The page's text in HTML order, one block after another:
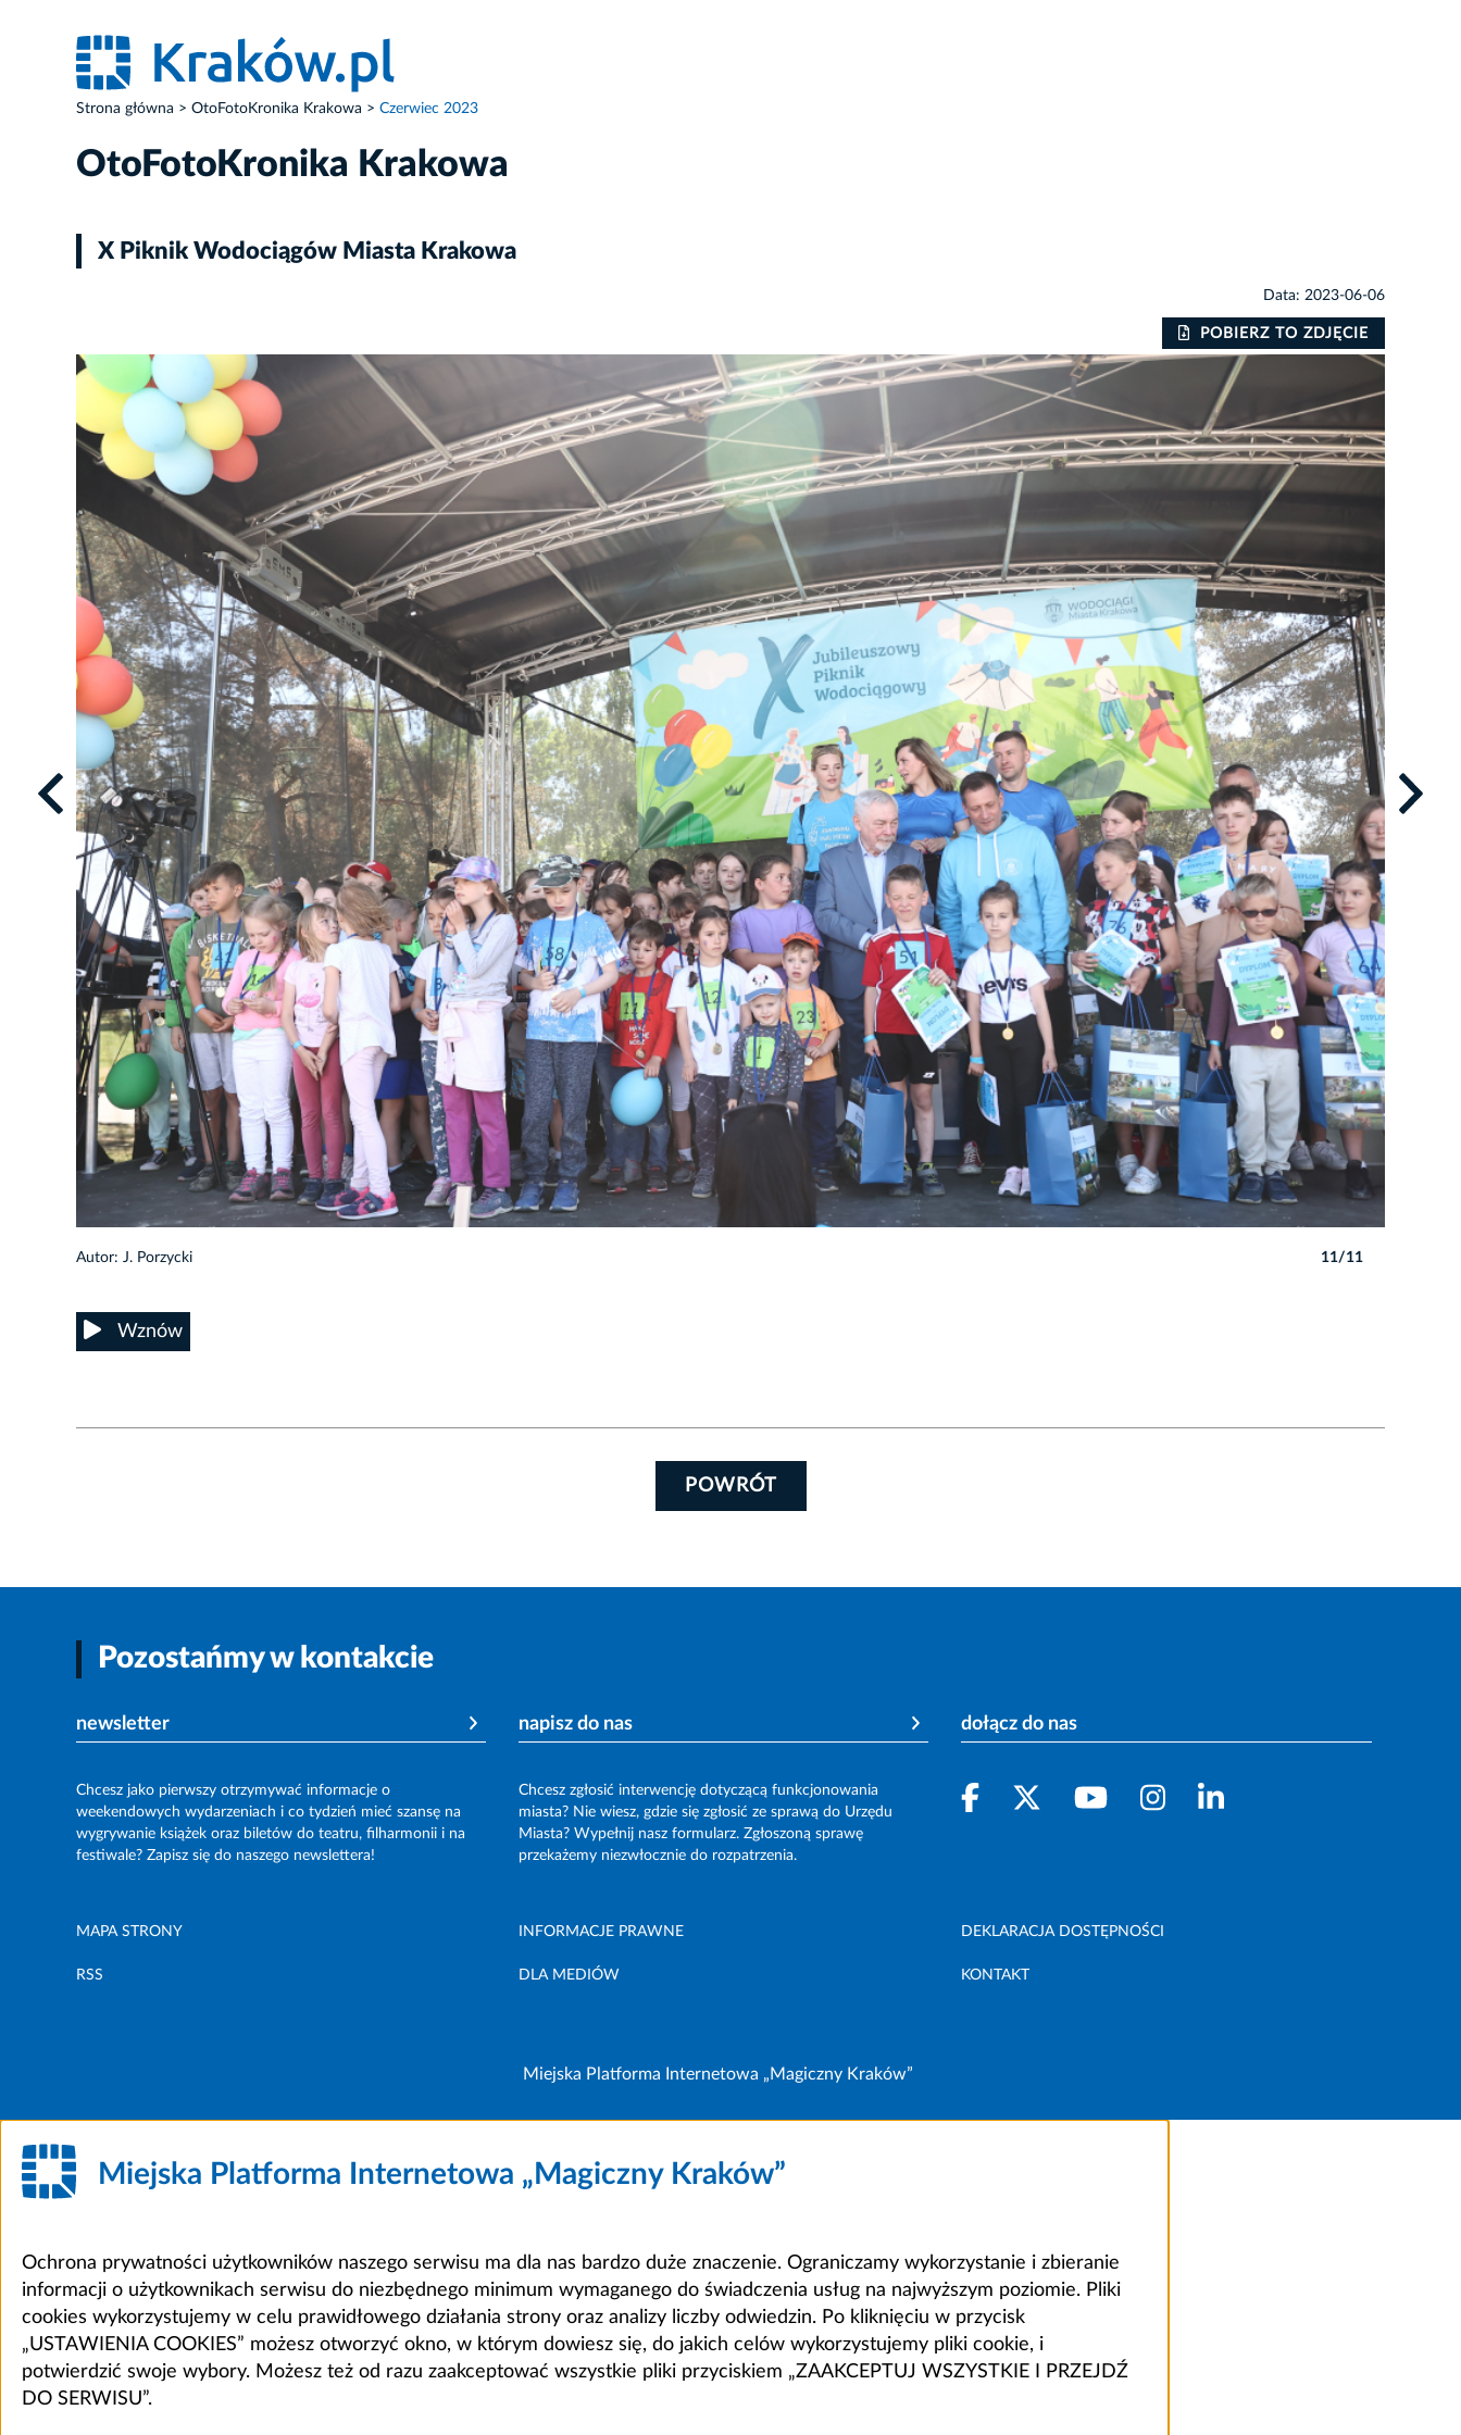
Strona główna OtoFotoKronika Krakowa Czerwiec 2023
OtoFotoKronika Krakowa
X Piknik Wodociągów Miasta Krakowa
Data: 2023-06-06
POBIERZ TO ZDJĘCIE
Autor: J. Porzycki 11/11
Wznów
POWRÓT
Pozostańmy w kontakcie
newsletter
Chcesz jako pierwszy otrzymywać informacje o
weekendowych wydarzeniach i co tydzień mieć szansę na
wygrywanie książek oraz biletów do teatru, filharmonii i na
festiwale? Zapisz się do naszego newslettera!
napisz do nas
Chcesz zgłosić interwencję dotyczącą funkcjonowania
miasta? Nie wiesz, gdzie się zgłosić ze sprawą do Urzędu
Miasta? Wypełnij nasz formularz. Zgłoszoną sprawę
przekażemy niezwłocznie do rozpatrzenia.
dołącz do nas
MAPA STRONY INFORMACJE PRAWNE DEKLARACJA DOSTĘPNOŚCI
RSS DLA MEDIÓW KONTAKT
Miejska Platforma Internetowa „Magiczny Kraków”
Miejska Platforma Internetowa „Magiczny Kraków”
Ochrona prywatności użytkowników naszego serwisu ma dla nas bardzo duże znaczenie. Ograniczamy wykorzystanie i zbieranie
informacji o użytkownikach serwisu do niezbędnego minimum wymaganego do świadczenia usług na najwyższym poziomie. Pliki
cookies wykorzystujemy w celu prawidłowego działania strony oraz analizy liczby odwiedzin. Po kliknięciu w przycisk
„USTAWIENIA COOKIES” możesz otworzyć okno, w którym dowiesz się, do jakich celów wykorzystujemy pliki cookie, i
potwierdzić swoje wybory. Możesz też od razu zaakceptować wszystkie pliki przyciskiem „ZAAKCEPTUJ WSZYSTKIE I PRZEJDŹ
DO SERWISU”.